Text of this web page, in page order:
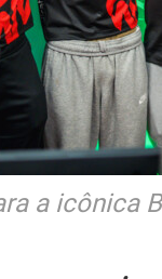
a icônica